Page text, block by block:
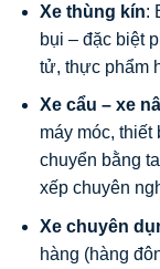
Xe thùng kín:
bụi – đặc biệt
tử, thực phẩm
Xe cẩu – xe
máy móc, thiết
chuyển bằng
xếp chuyên
Xe chuyên
hàng (hàng